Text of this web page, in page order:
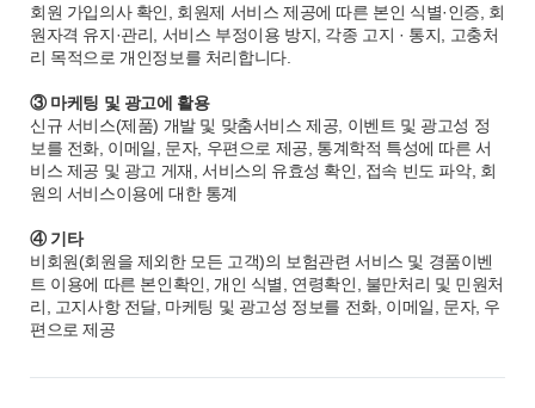
회원 가입의사 확인, 회원제 서비스 제공에 따른 본인 식별·인증, 회
원자격 유지·관리, 서비스 부정이용 방지, 각종 고지 · 통지, 고충처
리 목적으로 개인정보를 처리합니다.
③ 마케팅 및 광고에 활용
신규 서비스(제품) 개발 및 맞춤서비스 제공, 이벤트 및 광고성 정
보를 전화, 이메일, 문자, 우편으로 제공, 통계학적 특성에 따른 서
비스 제공 및 광고 게재, 서비스의 유효성 확인, 접속 빈도 파악, 회
원의 서비스이용에 대한 통계
④ 기타
비회원(회원을 제외한 모든 고객)의 보험관련 서비스 및 경품이벤
트 이용에 따른 본인확인, 개인 식별, 연령확인, 불만처리 및 민원처
리, 고지사항 전달, 마케팅 및 광고성 정보를 전화, 이메일, 문자, 우
편으로 제공